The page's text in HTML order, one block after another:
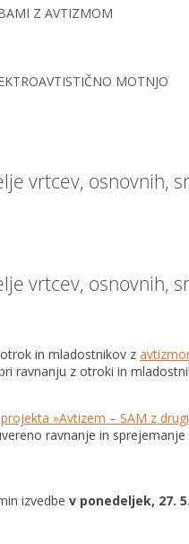
Z AVTIZMOM
MOTNJO
vrtcev, osnovnih,
vrtcev, osnovnih,
in mladostnikov z
ravnanju z otroki in
projekta »Avtizem – SAM z
ravnanje in
izvedbe v ponedeljek, 27.